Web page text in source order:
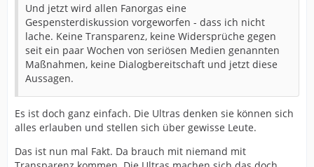
Und jetzt wird allen Fanorgas eine
Gespensterdiskussion vorgeworfen - dass ich nicht
lache. Keine Transparenz, keine Widersprüche gegen
seit ein paar Wochen von seriösen Medien genannten
Maßnahmen, keine Dialogbereitschaft und jetzt diese
Aussagen.
Es ist doch ganz einfach. Die Ultras denken sie können sich
alles erlauben und stellen sich über gewisse Leute.
Das ist nun mal Fakt. Da brauch mit niemand mit